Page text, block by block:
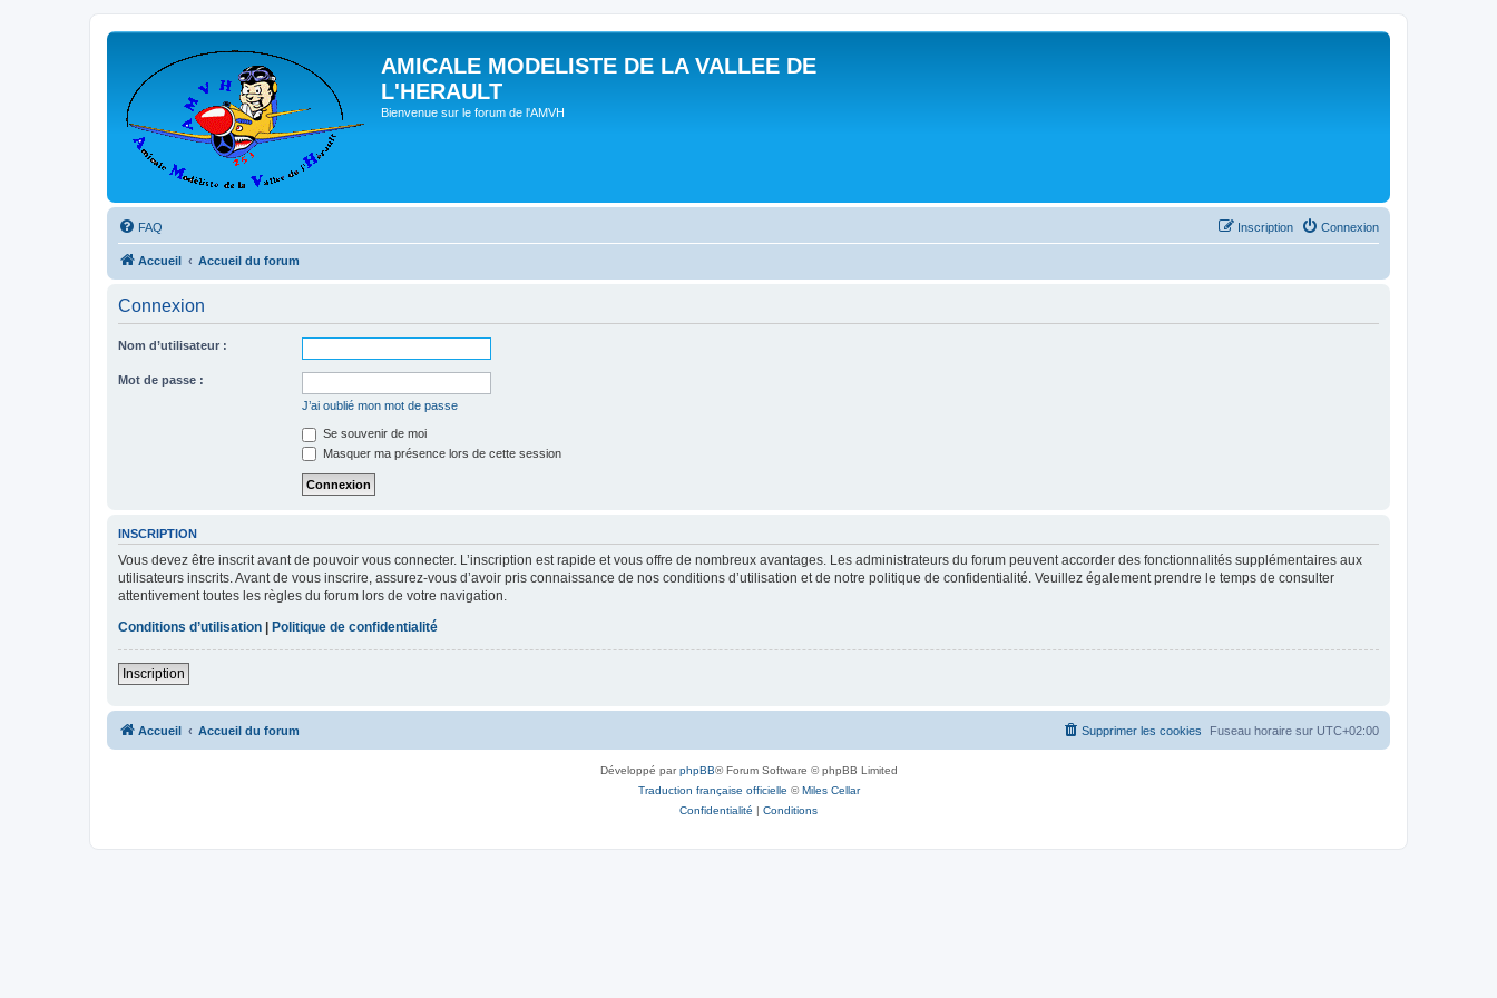
AMICALE MODELISTE DE LA VALLEE DE
L'HERAULT
Bienvenue sur le forum de l'AMVH
FAQ Connexion
Inscription
Accueil Accueil du forum
Connexion
Nom d’utilisateur :
Mot de passe :
J’ai oublié mon mot de passe
Se souvenir de moi
Masquer ma présence lors de cette session
INSCRIPTION
Vous devez être inscrit avant de pouvoir vous connecter. L’inscription est rapide et vous offre de nombreux avantages. Les administrateurs du forum peuvent accorder des fonctionnalités supplémentaires aux
utilisateurs inscrits. Avant de vous inscrire, assurez-vous d’avoir pris connaissance de nos conditions d’utilisation et de notre politique de confidentialité. Veuillez également prendre le temps de consulter
attentivement toutes les règles du forum lors de votre navigation.
Conditions d’utilisation | Politique de confidentialité
Inscription
Accueil Accueil du forum Fuseau horaire sur UTC+02:00
Supprimer les cookies
Développé parphpBB® Forum Software © phpBB Limited
Traduction française officielle ©Miles Cellar
Confidentialité | Conditions